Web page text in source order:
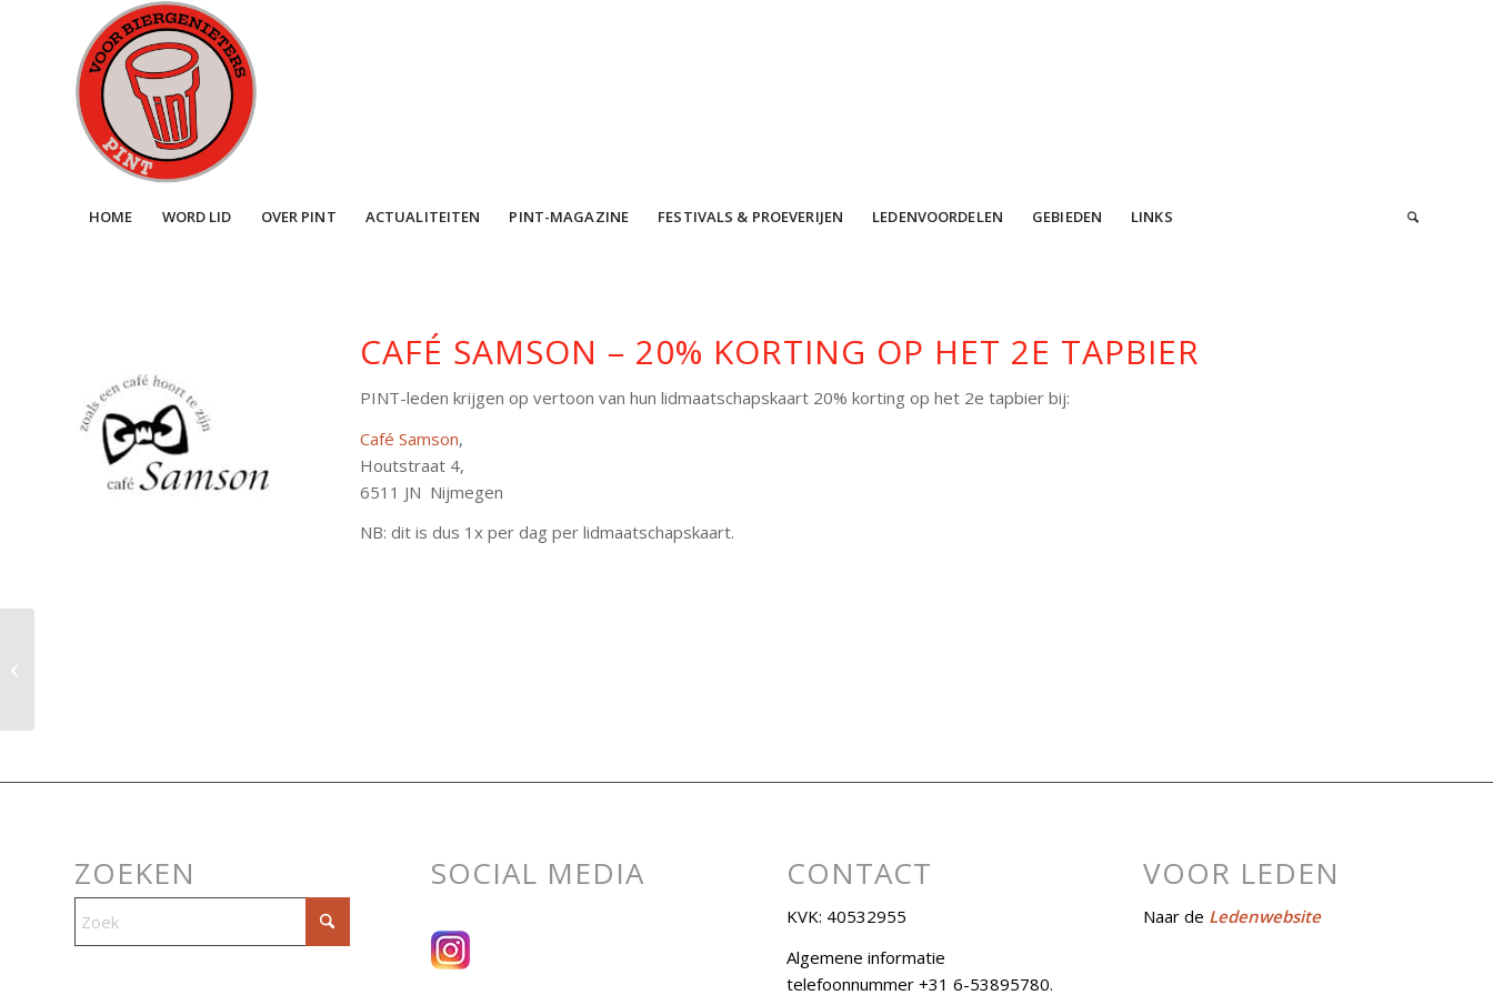
HOME WORD LID OVER PINT ACTUALITEITEN PINT-MAGAZINE FESTIVALS & PROEVERIJEN LEDENVOORDELEN GEBIEDEN LINKS
CAFÉ SAMSON – 20% KORTING OP HET 2E TAPBIER
PINT-leden krijgen op vertoon van hun lidmaatschapskaart 20% korting op het 2e tapbier bij:
Café Samson,
Houtstraat 4,
6511 JN Nijmegen
NB: dit is dus 1x per dag per lidmaatschapskaart.
ZOEKEN SOCIAL MEDIA CONTACT
KVK: 40532955
Algemene informatie
telefoonnummer +31 6-53895780.
VOOR LEDEN
Naar de Ledenwebsite